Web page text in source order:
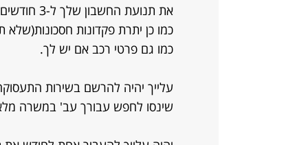
את תנועת החשבון שלך ל-3 חודשים אחרונים(אישור מהבנק),
כמו כן יתרת פקדונות חסכונות(שלא תעלה על
כמו גם פרטי רכב אם יש לך.
עלייך יהיה להרשם בשירות
שינסו לחפש עבורך עב' במשרה